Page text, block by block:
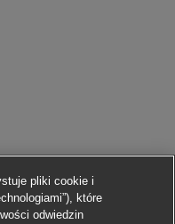
pliki cookie i
które
odwiedzin